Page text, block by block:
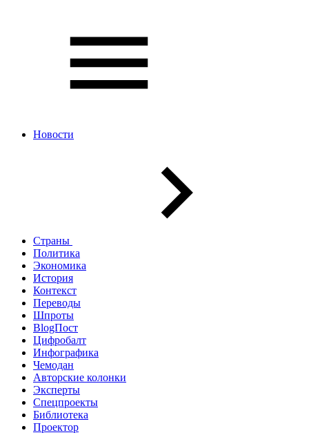
Новости
Страны
Политика
Экономика
История
Контекст
Переводы
Шпроты
BlogПост
Цифробалт
Инфографика
Чемодан
Авторские колонки
Эксперты
Спецпроекты
Библиотека
Проектор